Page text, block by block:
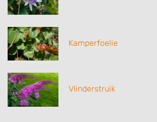
Kamperfoelie
Vlinderstruik